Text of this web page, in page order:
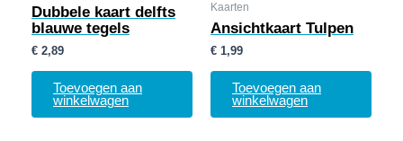
Dubbele kaart delfts
blauwe tegels
€ 2,89
Toevoegen aan
winkelwagen
Kaarten
Ansichtkaart Tulpen
€ 1,99
Toevoegen aan
winkelwagen